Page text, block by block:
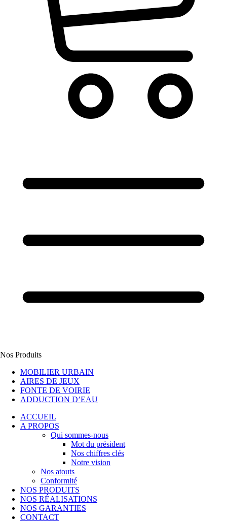
Nos Produits
MOBILIER URBAIN
AIRES DE JEUX
FONTE DE VOIRIE
ADDUCTION D’EAU
ACCUEIL
A PROPOS
Qui sommes-nous
Mot du président
Nos chiffres clés
Notre vision
Nos atouts
Conformité
NOS PRODUITS
NOS RÉALISATIONS
NOS GARANTIES
CONTACT